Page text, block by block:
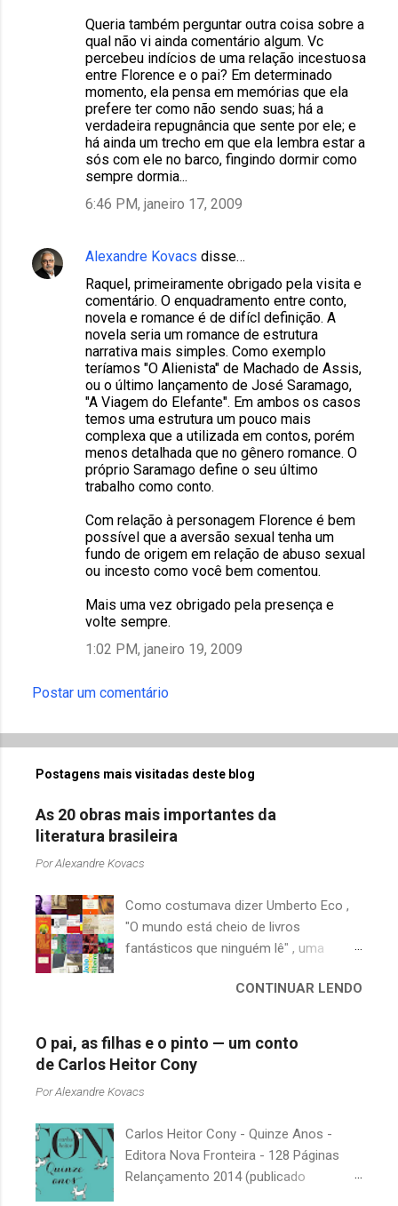
Queria também perguntar outra coisa sobre a
qual não vi ainda comentário algum. Vc
percebeu indícios de uma relação incestuosa
entre Florence e o pai? Em determinado
momento, ela pensa em memórias que ela
prefere ter como não sendo suas; há a
verdadeira repugnância que sente por ele; e
há ainda um trecho em que ela lembra estar a
sós com ele no barco, fingindo dormir como
sempre dormia...
6:46 PM, janeiro 17, 2009
Alexandre Kovacs disse…
Raquel, primeiramente obrigado pela visita e
comentário. O enquadramento entre conto,
novela e romance é de difícl definição. A
novela seria um romance de estrutura
narrativa mais simples. Como exemplo
teríamos "O Alienista" de Machado de Assis,
ou o último lançamento de José Saramago,
"A Viagem do Elefante". Em ambos os casos
temos uma estrutura um pouco mais
complexa que a utilizada em contos, porém
menos detalhada que no gênero romance. O
próprio Saramago define o seu último
trabalho como conto.
Com relação à personagem Florence é bem
possível que a aversão sexual tenha um
fundo de origem em relação de abuso sexual
ou incesto como você bem comentou.
Mais uma vez obrigado pela presença e
volte sempre.
1:02 PM, janeiro 19, 2009
Postar um comentário
Postagens mais visitadas deste blog
As 20 obras mais importantes da
literatura brasileira
PorAlexandre Kovacs
Como costumava dizer Umberto Eco ,
"O mundo está cheio de livros
fantásticos que ninguém lê" , uma
quando falamos de clássicos da
escritores brasileiros, somos forçados
a uma avaliação burocrática na escola e
acabamos adquirindo uma certa
antipatia a determinado livro ou autor
justamente o contrário. É surpreendente
como uma segunda visita a essas
obras, já em nossa maturidade, pode
CONTINUAR LENDO
O pai, as filhas e o pinto — um conto
de Carlos Heitor Cony
PorAlexandre Kovacs
Carlos Heitor Cony - Quinze Anos -
Editora Nova Fronteira - 128 Páginas
Relançamento 2014 (publicado